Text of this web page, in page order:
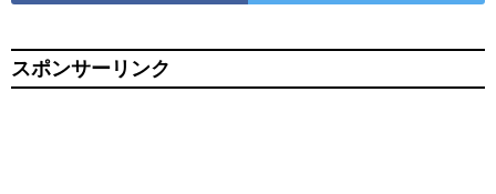
スポンサーリンク